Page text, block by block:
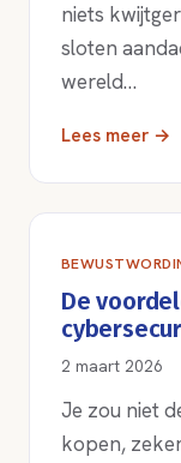
niets
sloten
wereld…
Lees meer →
De
2 maart 2026
Je zou niet
kopen,